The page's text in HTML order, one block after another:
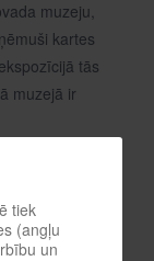
muzeju,
kartes
tās
muzejā ir
un mīlestību
tiek
(angļu
un